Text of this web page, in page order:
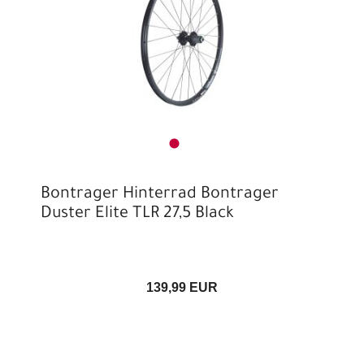
Bontrager Hinterrad Bontrager
Duster Elite TLR 27,5 Black
139,99 EUR